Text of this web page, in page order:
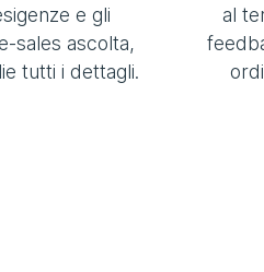
e gli
sales ascolta,
tutti i dettagli.
al